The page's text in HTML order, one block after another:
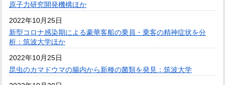
原子力研究開発機構ほか
2022年10月25日
新型コロナ感染期による豪華客船の乗員・乗客の精神症状を分
析：筑波大学ほか
2022年10月25日
昆虫のカマドウマの腸内から新種の菌類を発見：筑波大学